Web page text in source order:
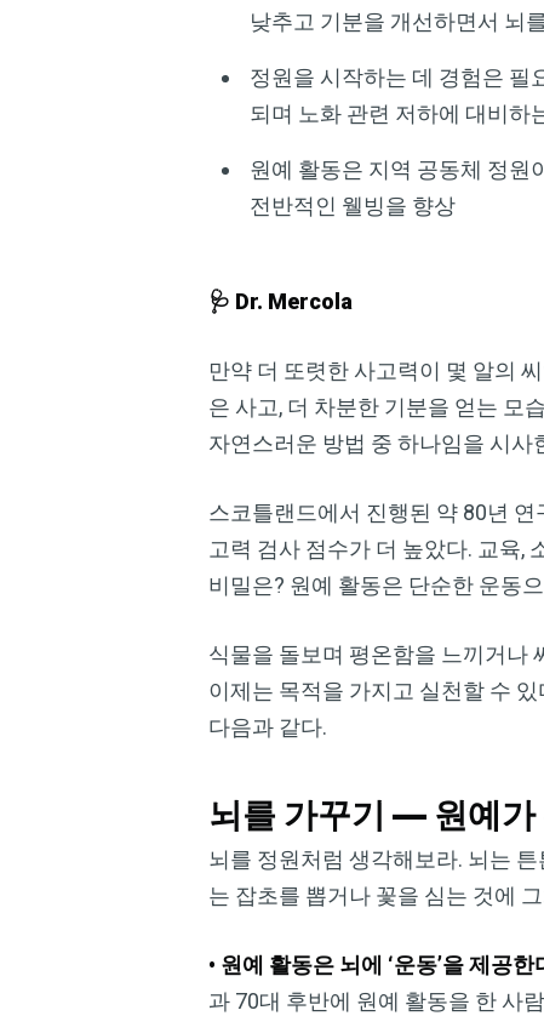
낮추고 기분을 개선하면서 뇌
정원을 시작하는 데 경험은 필
되며 노화 관련 저하에 대비하
원예 활동은 지역 공동체 정원
전반적인 웰빙을 향상
🩺 Dr. Mercola
만약 더 또렷한 사고력이 몇 알의
은 사고, 더 차분한 기분을 얻는 모
자연스러운 방법 중 하나임을 시사
스코틀랜드에서 진행된 약 80년
고력 검사 점수가 더 높았다. 교육,
비밀은? 원예 활동은 단순한 운동
식물을 돌보며 평온함을 느끼거나
이제는 목적을 가지고 실천할 수
다음과 같다.
뇌를 가꾸기 — 원예가
뇌를 정원처럼 생각해보라. 뇌는
는 잡초를 뽑거나 꽃을 심는 것에
• 원예 활동은 뇌에 ‘운동’을 제공한
과 70대 후반에 원예 활동을 한 사